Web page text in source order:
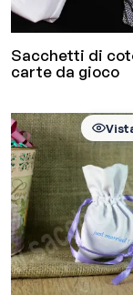
Sacchetti di
carte da gioco